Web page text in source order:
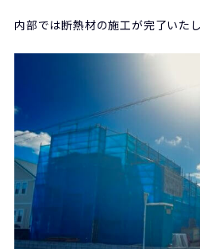
内部では断熱材の施工が完了いたし